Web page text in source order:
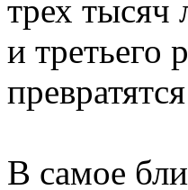
трех тысяч
и третьего
В самое